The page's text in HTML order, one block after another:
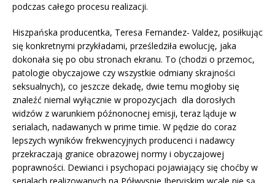
podczas całego procesu realizacji.
Hiszpańska producentka, Teresa Fernandez- Valdez, posiłkując
się konkretnymi przykładami, prześledziła ewolucję, jaka
dokonała się po obu stronach ekranu. To (chodzi o przemoc,
patologie obyczajowe czy wszystkie odmiany skrajności
seksualnych), co jeszcze dekadę, dwie temu mogłoby się
znaleźć niemal wyłącznie w propozycjach dla dorosłych
widzów z warunkiem późnonocnej emisji, teraz ląduje w
serialach, nadawanych w prime timie. W pędzie do coraz
lepszych wyników frekwencyjnych producenci i nadawcy
przekraczają granice obrazowej normy i obyczajowej
poprawności. Dewianci i psychopaci pojawiający się choćby w